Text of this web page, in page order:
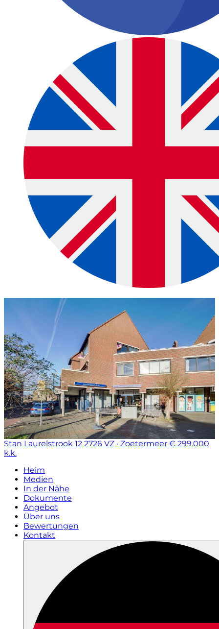
Stan Laurelstrook 12 2726 VZ · Zoetermeer € 299.000
k.k.
Heim
Medien
In der Nähe
Dokumente
Angebot
Über uns
Bewertungen
Kontakt